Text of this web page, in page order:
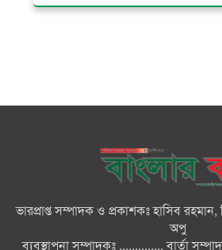
ক্ষমতার কেন্দ্র
৩০০ রোগীকে
ভোলায় ১১ দলীয়
সমাবেশ ও গণমিছিল
বোরহানউদ্দিনে
ধর্ষণ ও ভিডিও
ভারপ্রাপ্ত সম্পাদক ও প্রকাশকঃ হাসিব রহমান,
অপু
ব্যবস্থাপনা সম্পাদকঃ ............., বার্তা